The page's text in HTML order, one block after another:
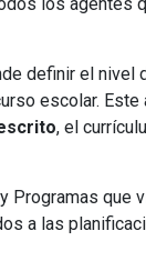
definir el nivel
escolar.
, el
Programas que
a las